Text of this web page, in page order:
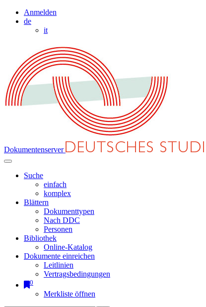
Anmelden
de
it
Dokumentenserver
Suche
einfach
komplex
Blättern
Dokumenttypen
Nach DDC
Personen
Bibliothek
Online-Katalog
Dokumente einreichen
Leitlinien
Vertragsbedingungen
0
Merkliste öffnen